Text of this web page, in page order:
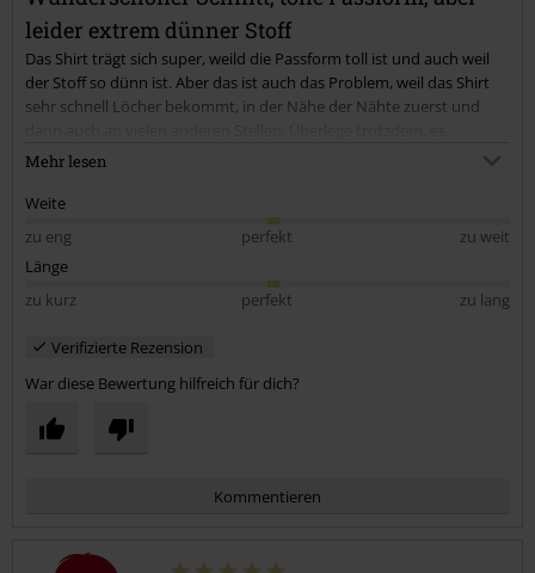
Kommentar jetzt abschicken!
leider extrem dünner Stoff
Das Shirt trägt sich super, weild die Passform toll ist und auch weil
der Stoff so dünn ist. Aber das ist auch das Problem, weil das Shirt
sehr schnell Löcher bekommt, in der Nähe der Nähte zuerst und
nochmal zu kaufen, weil es so schön ist, aber ich weiß, dass ich nicht
Mehr lesen
Weite
zu eng
perfekt
zu weit
Länge
zu kurz
perfekt zu lang
Verifizierte Rezension
War diese Bewertung hilfreich für dich?
Kommentieren